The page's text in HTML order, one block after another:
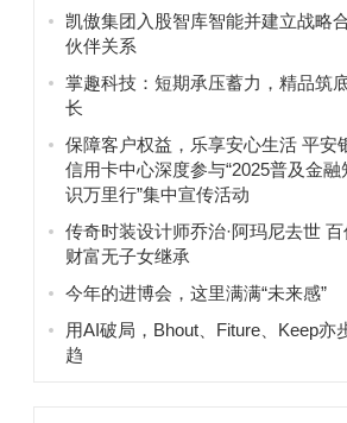
凯傲集团入股智库智能并建立战略
伙伴关系
掌趣科技：短期承压蓄力，精品筑
长
保障客户权益，乐享安心生活 平安
信用卡中心深度参与“2025普及金融
识万里行”集中宣传活动
传奇时装设计师乔治·阿玛尼去世 百
财富无子女继承
今年的进博会，这里满满“未来感”
用AI破局，Bhout、Fiture、Keep亦
趋